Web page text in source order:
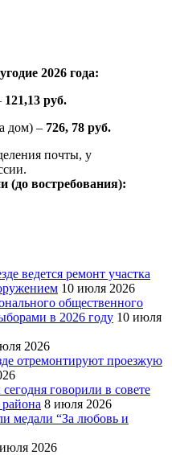
2026 года:
121,13 руб.
дом) – 726, 78 руб.
почты, у
(до востребования):
ведется ремонт участка
10 июля 2026
общественного
в 2026 году 10 июля
2026
отремонтируют проезжую
говорили в совете
8 июля 2026
медали “За любовь и
2026